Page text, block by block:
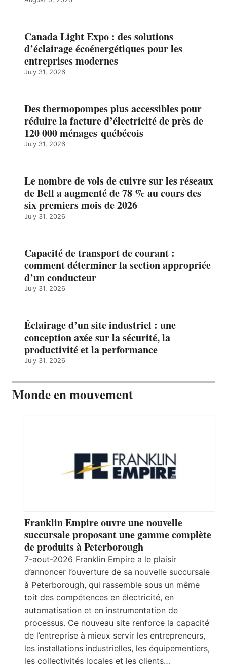
Canada Light Expo : des solutions
d’éclairage écoénergétiques pour les
entreprises modernes
July 31, 2026
Des thermopompes plus accessibles pour
réduire la facture d’électricité de près de
120 000 ménages québécois
July 31, 2026
Le nombre de vols de cuivre sur les réseaux
de Bell a augmenté de 78 % au cours des
six premiers mois de 2026
July 31, 2026
Capacité de transport de courant :
comment déterminer la section appropriée
d’un conducteur
July 31, 2026
Éclairage d’un site industriel : une
conception axée sur la sécurité, la
productivité et la performance
July 31, 2026
Monde en mouvement
Franklin Empire ouvre une nouvelle
succursale proposant une gamme complète
de produits à Peterborough
7-aout-2026 Franklin Empire a le plaisir
d’annoncer l’ouverture de sa nouvelle succursale
à Peterborough, qui rassemble sous un même
toit des compétences en électricité, en
automatisation et en instrumentation de
processus. Ce nouveau site renforce la capacité
de l’entreprise à mieux servir les entrepreneurs,
les installations industrielles, les équipementiers,
les collectivités locales et les clients…